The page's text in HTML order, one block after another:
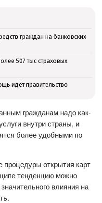
граждан на банковских
507 тыс страховых
идёт правительство
гражданам надо как-
внутри страны, и
более удобными по
процедуры открытия карт
тенденцию можно
влияния на